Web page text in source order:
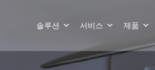
솔루션 서비스 제품